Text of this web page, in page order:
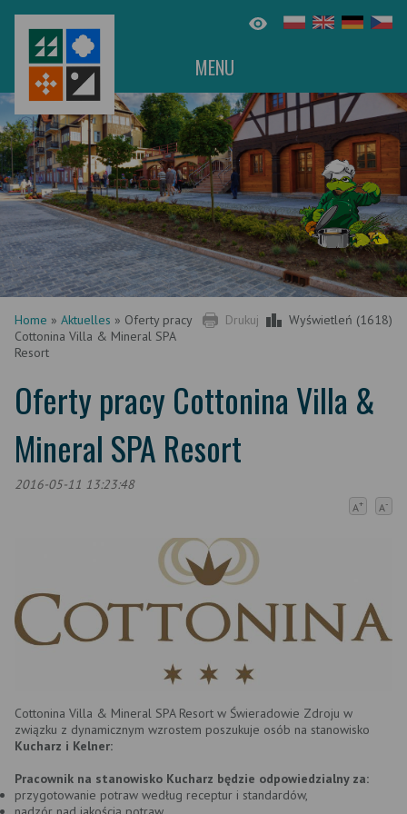
MENU
Drukuj Wyświetleń (1618)
Home » Aktuelles » Oferty pracy
Cottonina Villa & Mineral SPA
Resort
Oferty pracy Cottonina Villa &
Mineral SPA Resort
2016-05-11 13:23:48
A+ A-
Cottonina Villa & Mineral SPA Resort w Świeradowie Zdroju w
związku z dynamicznym wzrostem poszukuje osób na stanowisko
Kucharz i Kelner:
Pracownik na stanowisko Kucharz będzie odpowiedzialny za:
przygotowanie potraw według receptur i standardów,